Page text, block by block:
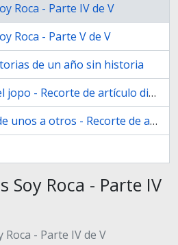
Roca - Parte IV de V
Roca - Parte V de V
de un año sin historia
- Recorte de artículo diario Radar
- Recorte de artículo suplemento Cultura diario La prensa
Soy Roca - Parte IV
Roca - Parte IV de V